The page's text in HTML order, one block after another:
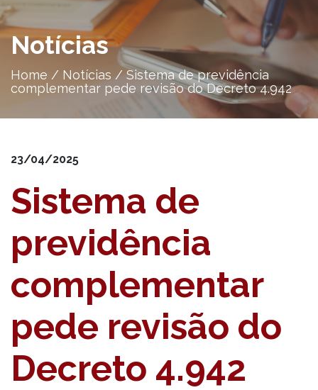
Notícias
Home / Notícias /Sistema de previdência
complementar pede revisão do Decreto 4.942
23/04/2025
Sistema de
previdência
complementar
pede revisão do
Decreto 4.942